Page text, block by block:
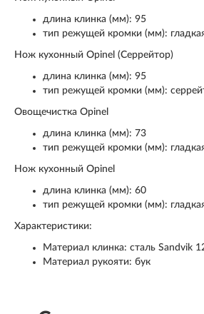
длина клинка (мм): 95
тип режущей кромки (мм):
Нож кухонный Opinel (Серрейтор)
длина клинка (мм): 95
тип режущей кромки (мм):
Овощечистка Opinel
длина клинка (мм): 73
тип режущей кромки (мм):
Нож кухонный Opinel
длина клинка (мм): 60
тип режущей кромки (мм):
Характеристики:
Материал клинка: сталь Sandvik
Материал рукояти: бук